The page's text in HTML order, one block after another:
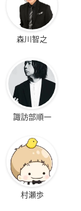
森川智之
諏訪部順一
村瀬歩